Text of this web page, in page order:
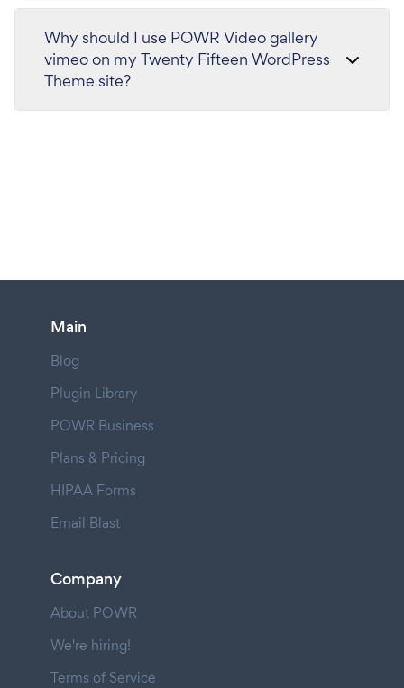
Why should I use POWR Video gallery
vimeo on my Twenty Fifteen WordPress
Theme site?
Main
Blog
Plugin Library
POWR Business
Plans & Pricing
HIPAA Forms
Email Blast
Company
About POWR
We're hiring!
Terms of Service